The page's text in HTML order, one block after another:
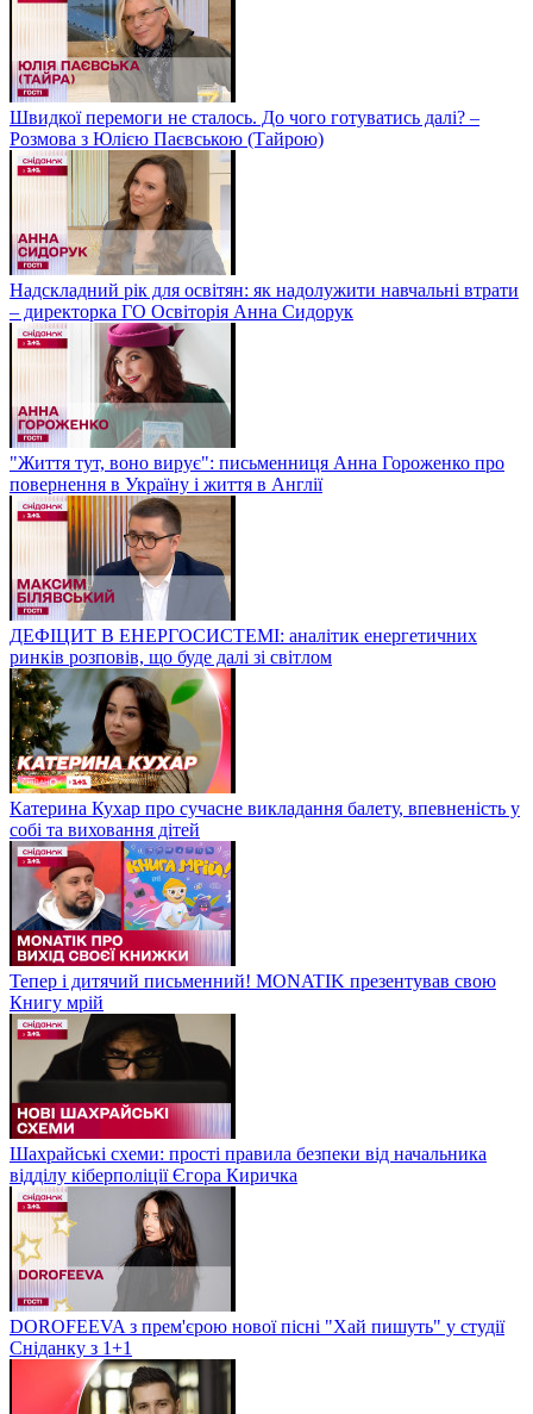
Швидкої перемоги не сталось. До чого готуватись далі? –
Розмова з Юлією Паєвською (Тайрою)
Надскладний рік для освітян: як надолужити навчальні втрати
– директорка ГО Освіторія Анна Сидорук
"Життя тут, воно вирує": письменниця Анна Гороженко про
повернення в Україну і життя в Англії
ДЕФІЦИТ В ЕНЕРГОСИСТЕМІ: аналітик енергетичних
ринків розповів, що буде далі зі світлом
Катерина Кухар про сучасне викладання балету, впевненість у
собі та виховання дітей
Тепер і дитячий письменний! MONATIK презентував свою
Книгу мрій
Шахрайські схеми: прості правила безпеки від начальника
відділу кіберполіції Єгора Киричка
DOROFEEVA з прем'єрою нової пісні "Хай пишуть" у студії
Сніданку з 1+1